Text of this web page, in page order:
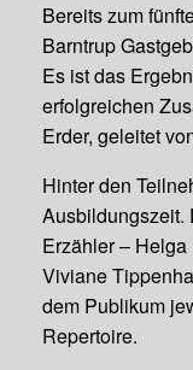
Bereits zum
Barntrup
Es ist das
erfolgreichen
Erder, geleitet
Hinter den
Ausbildungszeit.
Erzähler –
Viviane
dem Publikum
Repertoire.